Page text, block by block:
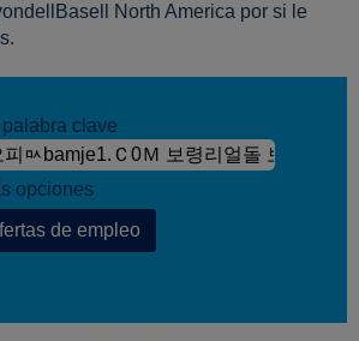
North America por si le
clave
opciones